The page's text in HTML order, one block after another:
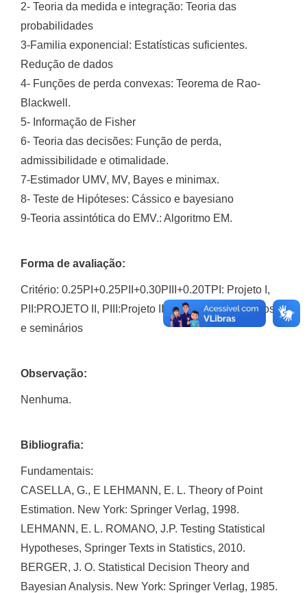
2- Teoria da medida e integração: Teoria das
probabilidades
3-Familia exponencial: Estatísticas suficientes.
Redução de dados
4- Funções de perda convexas: Teorema de Rao-
Blackwell.
5- Informação de Fisher
6- Teoria das decisões: Função de perda,
admissibilidade e otimalidade.
7-Estimador UMV, MV, Bayes e minimax.
8- Teste de Hipóteses: Cássico e bayesiano
9-Teoria assintótica do EMV.: Algoritmo EM.
Forma de avaliação:
Critério: 0.25PI+0.25PII+0.30PIII+0.20TPI: Projeto I,
PII:PROJETO II, PIII:Projeto IIIT: Média de exercícios
e seminários
Observação:
Nenhuma.
Bibliografia:
Fundamentais:
CASELLA, G., E LEHMANN, E. L. Theory of Point
Estimation. New York: Springer Verlag, 1998.
LEHMANN, E. L. ROMANO, J.P. Testing Statistical
Hypotheses, Springer Texts in Statistics, 2010.
BERGER, J. O. Statistical Decision Theory and
Bayesian Analysis. New York: Springer Verlag, 1985.